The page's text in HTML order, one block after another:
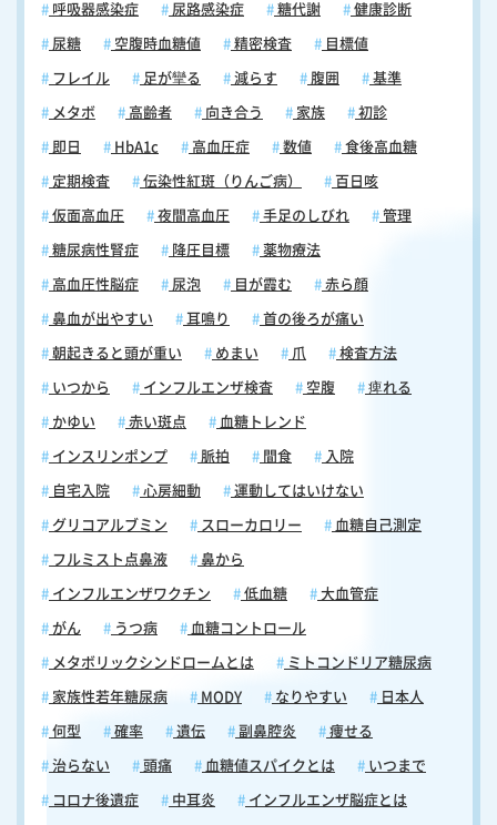
呼吸器感染症 尿路感染症 糖代謝 健康診断
尿糖 空腹時血糖値 精密検査 目標値
フレイル 足が攣る 減らす 腹囲 基準
メタボ 高齢者 向き合う 家族 初診
即日 HbA1c 高血圧症 数値 食後高血糖
定期検査 伝染性紅斑（りんご病） 百日咳
仮面高血圧 夜間高血圧 手足のしびれ 管理
糖尿病性腎症 降圧目標 薬物療法
高血圧性脳症 尿泡 目が霞む 赤ら顔
鼻血が出やすい 耳鳴り 首の後ろが痛い
朝起きると頭が重い めまい 爪 検査方法
いつから インフルエンザ検査 空腹 痺れる
かゆい 赤い斑点 血糖トレンド
インスリンポンプ 脈拍 間食 入院
自宅入院 心房細動 運動してはいけない
グリコアルブミン スローカロリー 血糖自己測定
フルミスト点鼻液 鼻から
インフルエンザワクチン 低血糖 大血管症
がん うつ病 血糖コントロール
メタボリックシンドロームとは ミトコンドリア糖尿病
家族性若年糖尿病 MODY なりやすい 日本人
何型 確率 遺伝 副鼻腔炎 痩せる
治らない 頭痛 血糖値スパイクとは いつまで
コロナ後遺症 中耳炎 インフルエンザ脳症とは